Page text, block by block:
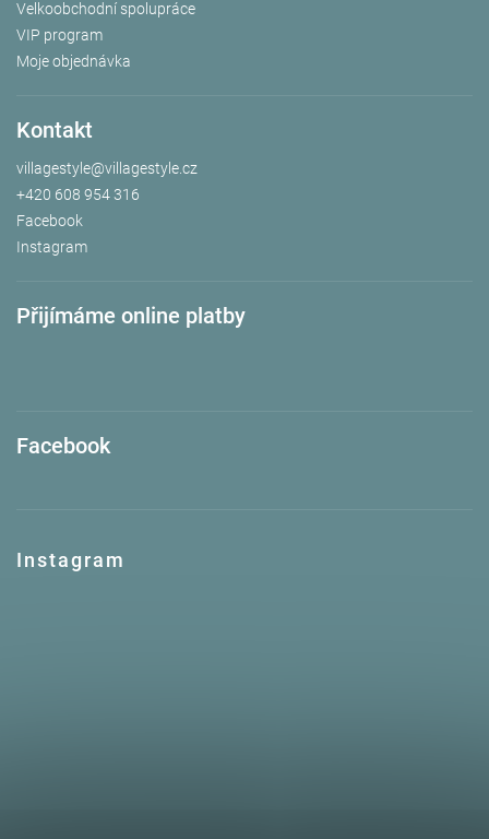
Velkoobchodní spolupráce
VIP program
Moje objednávka
Kontakt
villagestyle@villagestyle.cz
+420 608 954 316
Facebook
Instagram
Přijímáme online platby
Facebook
Instagram